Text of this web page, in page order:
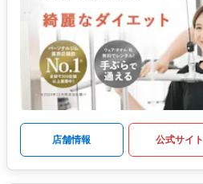
店舗情報 公式サイト